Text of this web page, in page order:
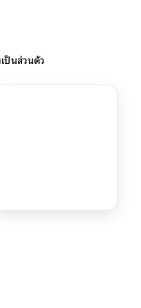
ป็นส่วนตัว